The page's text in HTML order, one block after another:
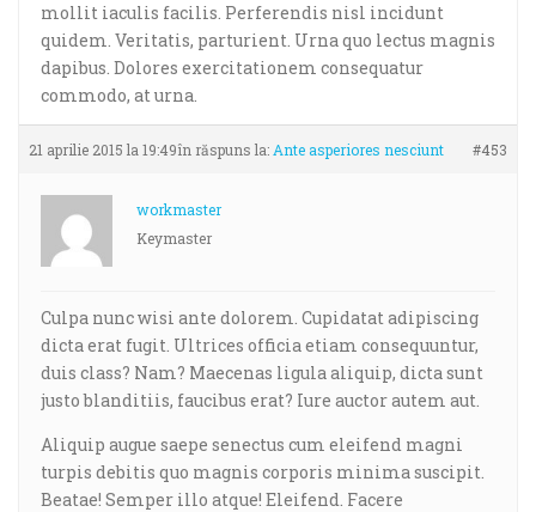
mollit iaculis facilis. Perferendis nisl incidunt
quidem. Veritatis, parturient. Urna quo lectus magnis
dapibus. Dolores exercitationem consequatur
commodo, at urna.
21 aprilie 2015 la 19:49în răspuns la: Ante asperiores nesciunt #453
workmaster
Keymaster
Culpa nunc wisi ante dolorem. Cupidatat adipiscing
dicta erat fugit. Ultrices officia etiam consequuntur,
duis class? Nam? Maecenas ligula aliquip, dicta sunt
justo blanditiis, faucibus erat? Iure auctor autem aut.
Aliquip augue saepe senectus cum eleifend magni
turpis debitis quo magnis corporis minima suscipit.
Beatae! Semper illo atque! Eleifend. Facere